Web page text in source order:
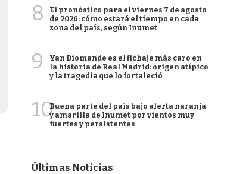
8
El pronóstico para el viernes 7 de agosto
de 2026: cómo estará el tiempo en cada
zona del país, según Inumet
9
Yan Diomande es el fichaje más caro en
la historia de Real Madrid: origen atípico
y la tragedia que lo fortaleció
10Buena parte del país bajo alerta naranja
y amarilla de Inumet por vientos muy
fuertes y persistentes
Últimas Noticias